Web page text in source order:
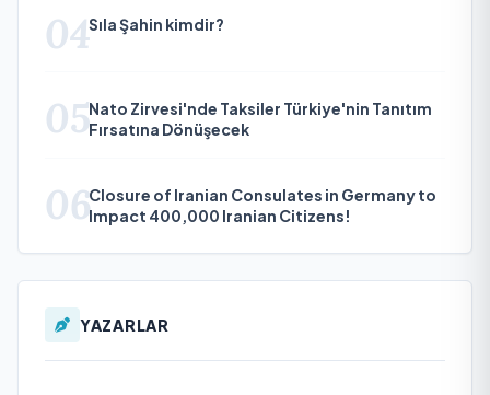
04Sıla Şahin kimdir?
05Nato Zirvesi'nde Taksiler Türkiye'nin Tanıtım
Fırsatına Dönüşecek
06Closure of Iranian Consulates in Germany to
Impact 400,000 Iranian Citizens!
YAZARLAR